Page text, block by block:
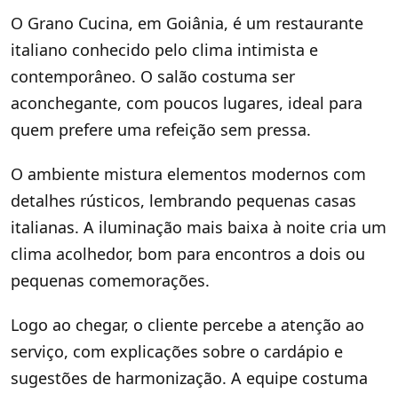
O Grano Cucina, em Goiânia, é um restaurante
italiano conhecido pelo clima intimista e
contemporâneo. O salão costuma ser
aconchegante, com poucos lugares, ideal para
quem prefere uma refeição sem pressa.
O ambiente mistura elementos modernos com
detalhes rústicos, lembrando pequenas casas
italianas. A iluminação mais baixa à noite cria um
clima acolhedor, bom para encontros a dois ou
pequenas comemorações.
Logo ao chegar, o cliente percebe a atenção ao
serviço, com explicações sobre o cardápio e
sugestões de harmonização. A equipe costuma